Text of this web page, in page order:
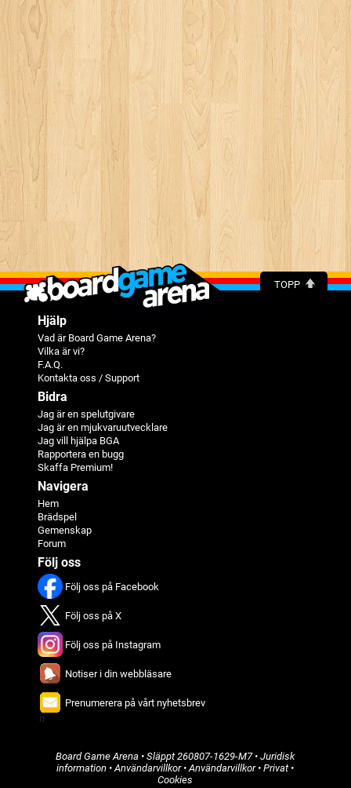
TOPP
Hjälp
Vad är Board Game Arena?
Vilka är vi?
F.A.Q.
Kontakta oss / Support
Bidra
Jag är en spelutgivare
Jag är en mjukvaruutvecklare
Jag vill hjälpa BGA
Rapportera en bugg
Skaffa Premium!
Navigera
Hem
Brädspel
Gemenskap
Forum
Följ oss
Följ oss på Facebook
Följ oss på X
Följ oss på Instagram
Notiser i din webbläsare
Prenumerera på vårt nyhetsbrev
Board Game Arena • Släppt260807-1629-M7•Juridisk
information •Användarvillkor•Användarvillkor•Privat•
Cookies
π